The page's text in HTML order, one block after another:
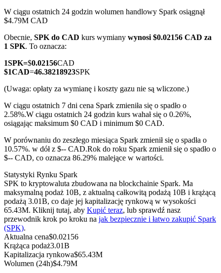
TradFi
Instrumenty pochodne na akcje, forex, metale szlachetne i
towary
Kontrakty terminowe na USDC
Kopiowanie Transakcji
W ciągu ostatnich 24 godzin wolumen handlowy Spark osiągnął
$4.79M CAD
Obecnie, SPK do CAD kurs wymiany wynosi $0.02156 CAD za
1 SPK. To oznacza:
1SPK=$0.02156CAD
$1CAD=46.38218923SPK
(Uwaga: opłaty za wymianę i koszty gazu nie są wliczone.)
W ciągu ostatnich 7 dni cena Spark zmieniła się o spadło o
2.58%.W ciągu ostatnich 24 godzin kurs wahał się o 0.26%,
osiągając maksimum $0 CAD i minimum $0 CAD.
W porównaniu do zeszłego miesiąca Spark zmienił się o spadła o
10.57%. w dół z $-- CAD.Rok do roku Spark zmienił się o spadło o
$-- CAD, co oznacza 86.29% malejące w wartości.
Statystyki Rynku Spark
SPK to kryptowaluta zbudowana na blockchainie Spark. Ma
maksymalną podaż 10B, z aktualną całkowitą podażą 10B i krążącą
podażą 3.01B, co daje jej kapitalizację rynkową w wysokości
65.43M. Kliknij tutaj, aby Kupić teraz, lub sprawdź nasz
przewodnik krok po kroku na jak bezpiecznie i łatwo zakupić Spark
(SPK).
Aktualna cena$0.02156
Krążąca podaż3.01B
Kapitalizacja rynkowa$65.43M
Wolumen (24h)$4.79M